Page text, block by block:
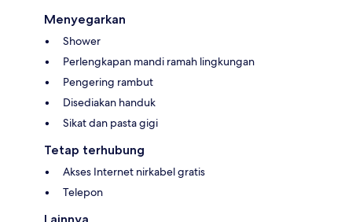
Menyegarkan
Shower
Perlengkapan mandi ramah lingkungan
Pengering rambut
Disediakan handuk
Sikat dan pasta gigi
Tetap terhubung
Akses Internet nirkabel gratis
Telepon